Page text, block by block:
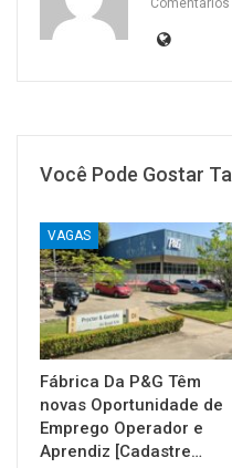
Você Pode Gostar
VAGAS
Fábrica Da P&G Têm
novas Oportunidade de
Emprego Operador e
Aprendiz [Cadastre…